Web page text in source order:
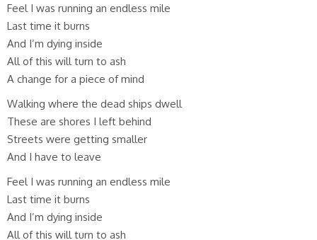
Feel I was running an endless mile
Last time it burns
And I’m dying inside
All of this will turn to ash
A change for a piece of mind
Walking where the dead ships dwell
These are shores I left behind
Streets were getting smaller
And I have to leave
Feel I was running an endless mile
Last time it burns
And I’m dying inside
All of this will turn to ash